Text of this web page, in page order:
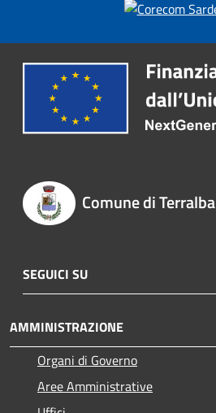
Comune di Terralba
SEGUICI SU
AMMINISTRAZIONE
Organi di Governo
Aree Amministrative